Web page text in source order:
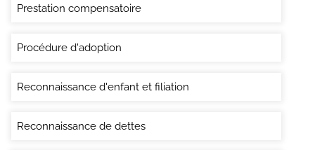
Prestation compensatoire
Procédure d'adoption
Reconnaissance d'enfant et filiation
Reconnaissance de dettes